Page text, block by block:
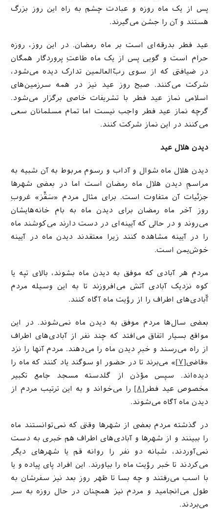
پس از یک ماه روزه و عبادت چشم به راه این روز بزرگ
هستند و آن را جشن می‌گیرند.
عید فطر بدرقه‌ای است بر ماه رمضان. در این روز، روزه
حرام است و گویی پس از یک ماه طاعتِ پروردگار همگان
در ضیافتی که از سوی ربّ‌العالمین تدارک دیده می‌شود،
شرکت می‌کنند. صبح روز عید نیز در همه سرزمین‌های
اسلامی نماز عید فطر با تشریفات خاصی برگزار می‌شود.
گرچه نماز عید فطر واجب نیست اما تمام مسلمانان سعی
می‌کنند در این نماز شرکت کنند.
دیدن هلال عید
دیدن هلال ماه شوال و آداب و رسوم مربوط به آن شبیه به
مراسمِ دیدن هلال ماه رمضان است اما در بعضی شهرها
جزئیات آن متفاوت است. برای مثال مردم «سَقِّز» غروبِ
روز آخر ماه رمضان برای دیدن ماه به بام خانه‌هایشان
می‌روند و در حالی که آیینه‌ای در دست دارند می‌کوشند ماه
را در آیینه مشاهده کنند زیرا معتقدند دیدن ماه در آیینه
خوش‌یمن است.
مردم هر آبادی که موفق به دیدن ماه بشوند، بالای تپه یا
کوه نزدیک آبادی آتش می‌افروزند تا به این وسیله مردم
آّبادی‌های اطراف را از رؤیت ماه آگاه کنند.
بعضی سال‌ها مردم موفق به دیدن ماه نمی‌شوند. در این
مواقع بسیار اتفاق می‌افتد که چند نفر از آبادی‌های اطراف
از راه می‌رسند و خبرِ دیدن ماه را می‌دهند. مردم آنها را نزد
«قاضی[۷]
» می‌برند تا در حضور او سوگند یاد کنند که ماه را
دیده‌اند. سپس مؤذن از گلدسته مسجد جامع تکبیر
مخصوص عید فطر [۸]
را می‌خواند و به این ترتیب مردم از
دیدن ماه آگاه می‌شوند.
در گذشته مردم بعضی از شهرها وقتی که نمی‌توانستند ماه
را ببینند و از شهرها و آبادی‌های اطراف هم خبری به دست
نمی‌آوردند، شبانه دو نفر را روانه قم یا شهرهای دیگر
می‌کردند تا خبر رؤیت ماه را بیاورند. این افراد پای پیاده و یا
با اسب می‌رفتند و چه ‌بسا تا ظهر روز بعد نیز سفرشان به
طول می‌انجامید و مردم نیز همچنان در حال روزه به سر
می‌بردند.